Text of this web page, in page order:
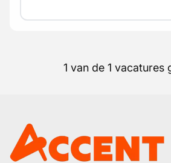
1 van de 1 vacatures